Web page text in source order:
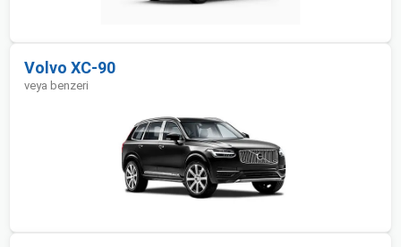
Volvo XC-90
veya benzeri